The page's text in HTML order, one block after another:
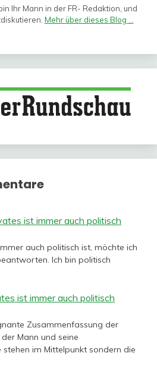
Ihr Mann in der FR- Redaktion, und
Mehr über dieses Blog ...
ist immer auch politisch
auch politisch ist, möchte ich
Ich bin politisch
ist immer auch politisch
Zusammenfassung der
Mann und seine
im Mittelpunkt sondern die